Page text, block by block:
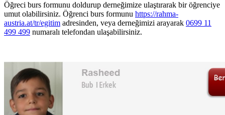
Öğreci burs formunu doldurup derneğimize ulaştırarak bir öğrenciye
umut olabilirsiniz. Öğrenci burs formunu https://rahma-
austria.at/tr/egitim adresinden, veya derneğimizi arayarak 0699 11
499 499 numaralı telefondan ulaşabilirsiniz.